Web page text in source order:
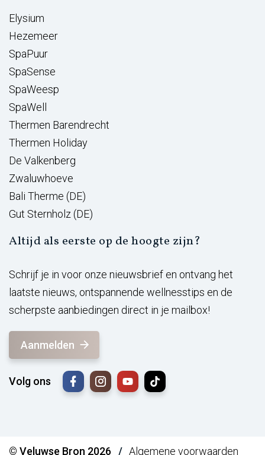
Elysium
Hezemeer
SpaPuur
SpaSense
SpaWeesp
SpaWell
Thermen Barendrecht
Thermen Holiday
De Valkenberg
Zwaluwhoeve
Bali Therme (DE)
Gut Sternholz (DE)
Altijd als eerste op de hoogte zijn?
Schrijf je in voor onze nieuwsbrief en ontvang het
laatste nieuws, ontspannende wellnesstips en de
scherpste aanbiedingen direct in je mailbox!
Aanmelden
Volg ons
© Veluwse Bron 2026 Algemene voorwaarden